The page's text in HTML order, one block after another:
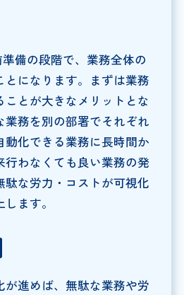
備の段階で、業務全体の
とになります。まずは業務
ことが大きなメリットとな
業務を別の部署でそれぞれ
化できる業務に長時間か
行わなくても良い業務の発
駄な労力・コストが可視化
ます。
が進めば、無駄な業務や労